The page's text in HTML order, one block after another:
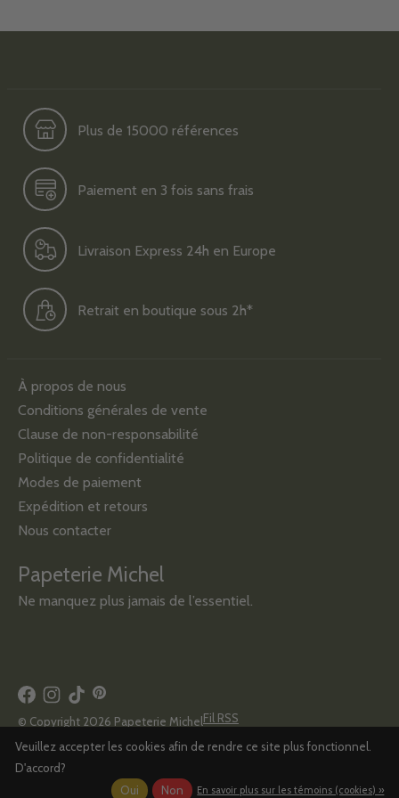
Plus de 15000 références
Paiement en 3 fois sans frais
Livraison Express 24h en Europe
Retrait en boutique sous 2h*
À propos de nous
Conditions générales de vente
Clause de non-responsabilité
Politique de confidentialité
Modes de paiement
Expédition et retours
Nous contacter
Papeterie Michel
Ne manquez plus jamais de l’essentiel.
© Copyright 2026 Papeterie Michel Fil RSS
Veuillez accepter les cookies afin de rendre ce site plus fonctionnel.
D'accord?
Oui
Non En savoir plus sur les témoins (cookies) »